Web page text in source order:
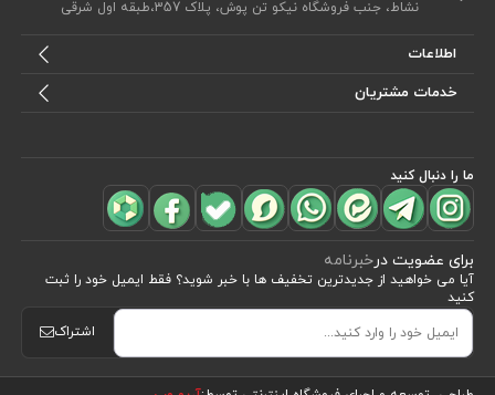
نشاط، جنب فروشگاه نیکو تن پوش، پلاک 357،طبقه اول شرقی
اطلاعات
خدمات مشتریان
ما را دنبال کنید
برای عضویت درخبرنامه
آیا می خواهید از جدید‌ترین تخفیف‌ ها با‌ خبر شوید؟ فقط ایمیل خود را ثبت
کنید
اشتراک